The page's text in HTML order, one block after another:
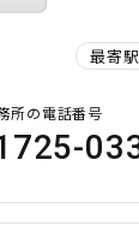
最寄
所の電話番号